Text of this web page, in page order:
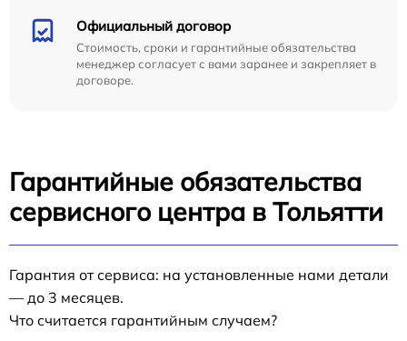
Официальный договор
Стоимость, сроки и гарантийные обязательства
менеджер согласует с вами заранее и закрепляет в
договоре.
Гарантийные обязательства
сервисного центра в Тольятти
Гарантия от сервиса: на установленные нами детали
— до 3 месяцев.
Что считается гарантийным случаем?